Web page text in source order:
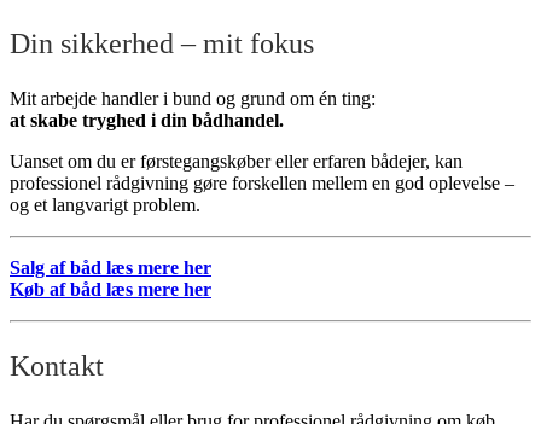
Din sikkerhed – mit fokus
Mit arbejde handler i bund og grund om én ting:
at skabe tryghed i din bådhandel.
Uanset om du er førstegangskøber eller erfaren bådejer, kan
professionel rådgivning gøre forskellen mellem en god oplevelse –
og et langvarigt problem.
Salg af båd læs mere her
Køb af båd læs mere her
Kontakt